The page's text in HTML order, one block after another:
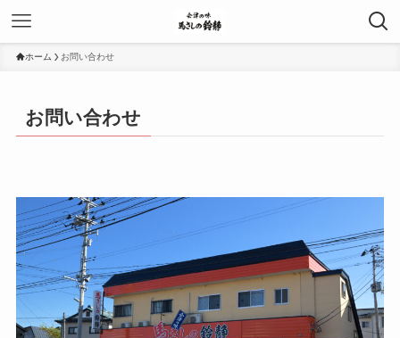
ホーム お問い合わせ
お問い合わせ